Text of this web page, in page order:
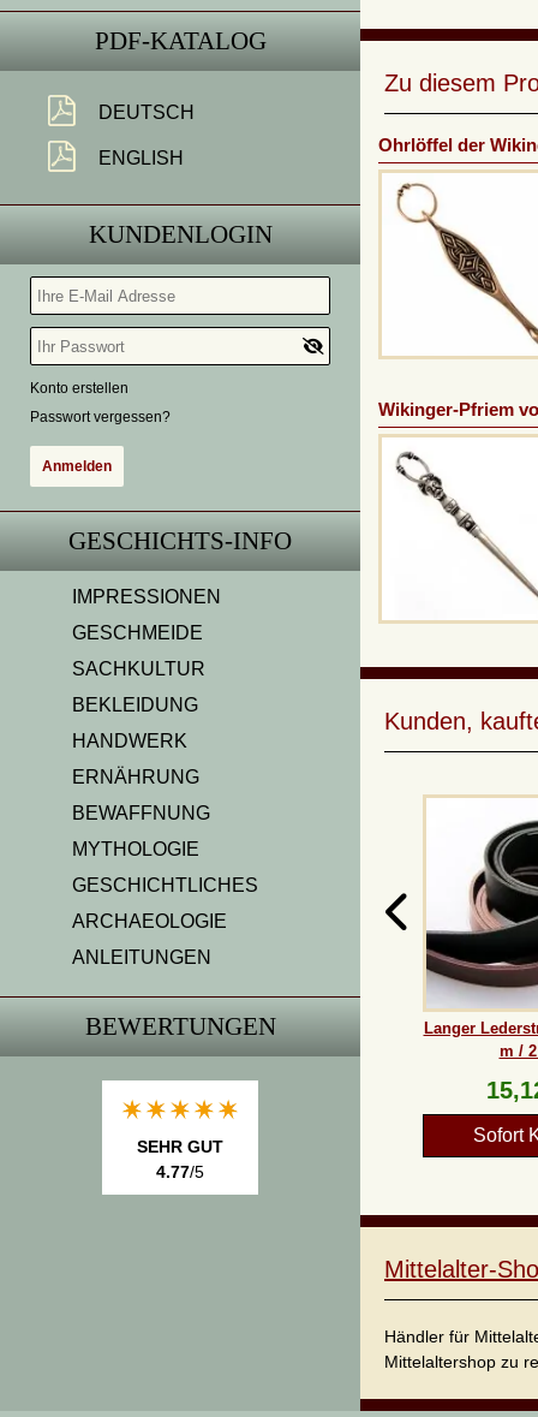
PDF-KATALOG
DEUTSCH
ENGLISH
KUNDENLOGIN
Konto erstellen
Passwort vergessen?
GESCHICHTS-INFO
IMPRESSIONEN
GESCHMEIDE
SACHKULTUR
BEKLEIDUNG
HANDWERK
ERNÄHRUNG
BEWAFFNUNG
MYTHOLOGIE
GESCHICHTLICHES
ARCHAEOLOGIE
ANLEITUNGEN
BEWERTUNGEN
SEHR GUT
4.77/5
Zu diesem
Ohrlöffel der
Wikinger-Pfriem
Kunden,
Langer
m /
Sofort
Mittelalter-
Händler für
Mittelaltershop zu